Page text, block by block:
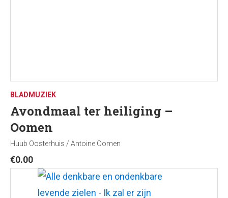
BLADMUZIEK
Avondmaal ter heiliging –
Oomen
Huub Oosterhuis / Antoine Oomen
€0.00